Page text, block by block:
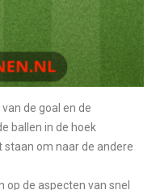
de goal en de
ballen in de hoek
om naar de andere
op de aspecten van snel